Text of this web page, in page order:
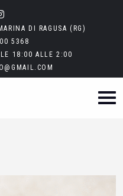
DI RAGUSA (RG)
5368
18:00 ALLE 2:00